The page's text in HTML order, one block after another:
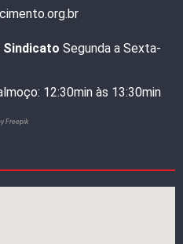
Sindicato Segunda a Sexta-
12:30min às 13:30min
Freepik